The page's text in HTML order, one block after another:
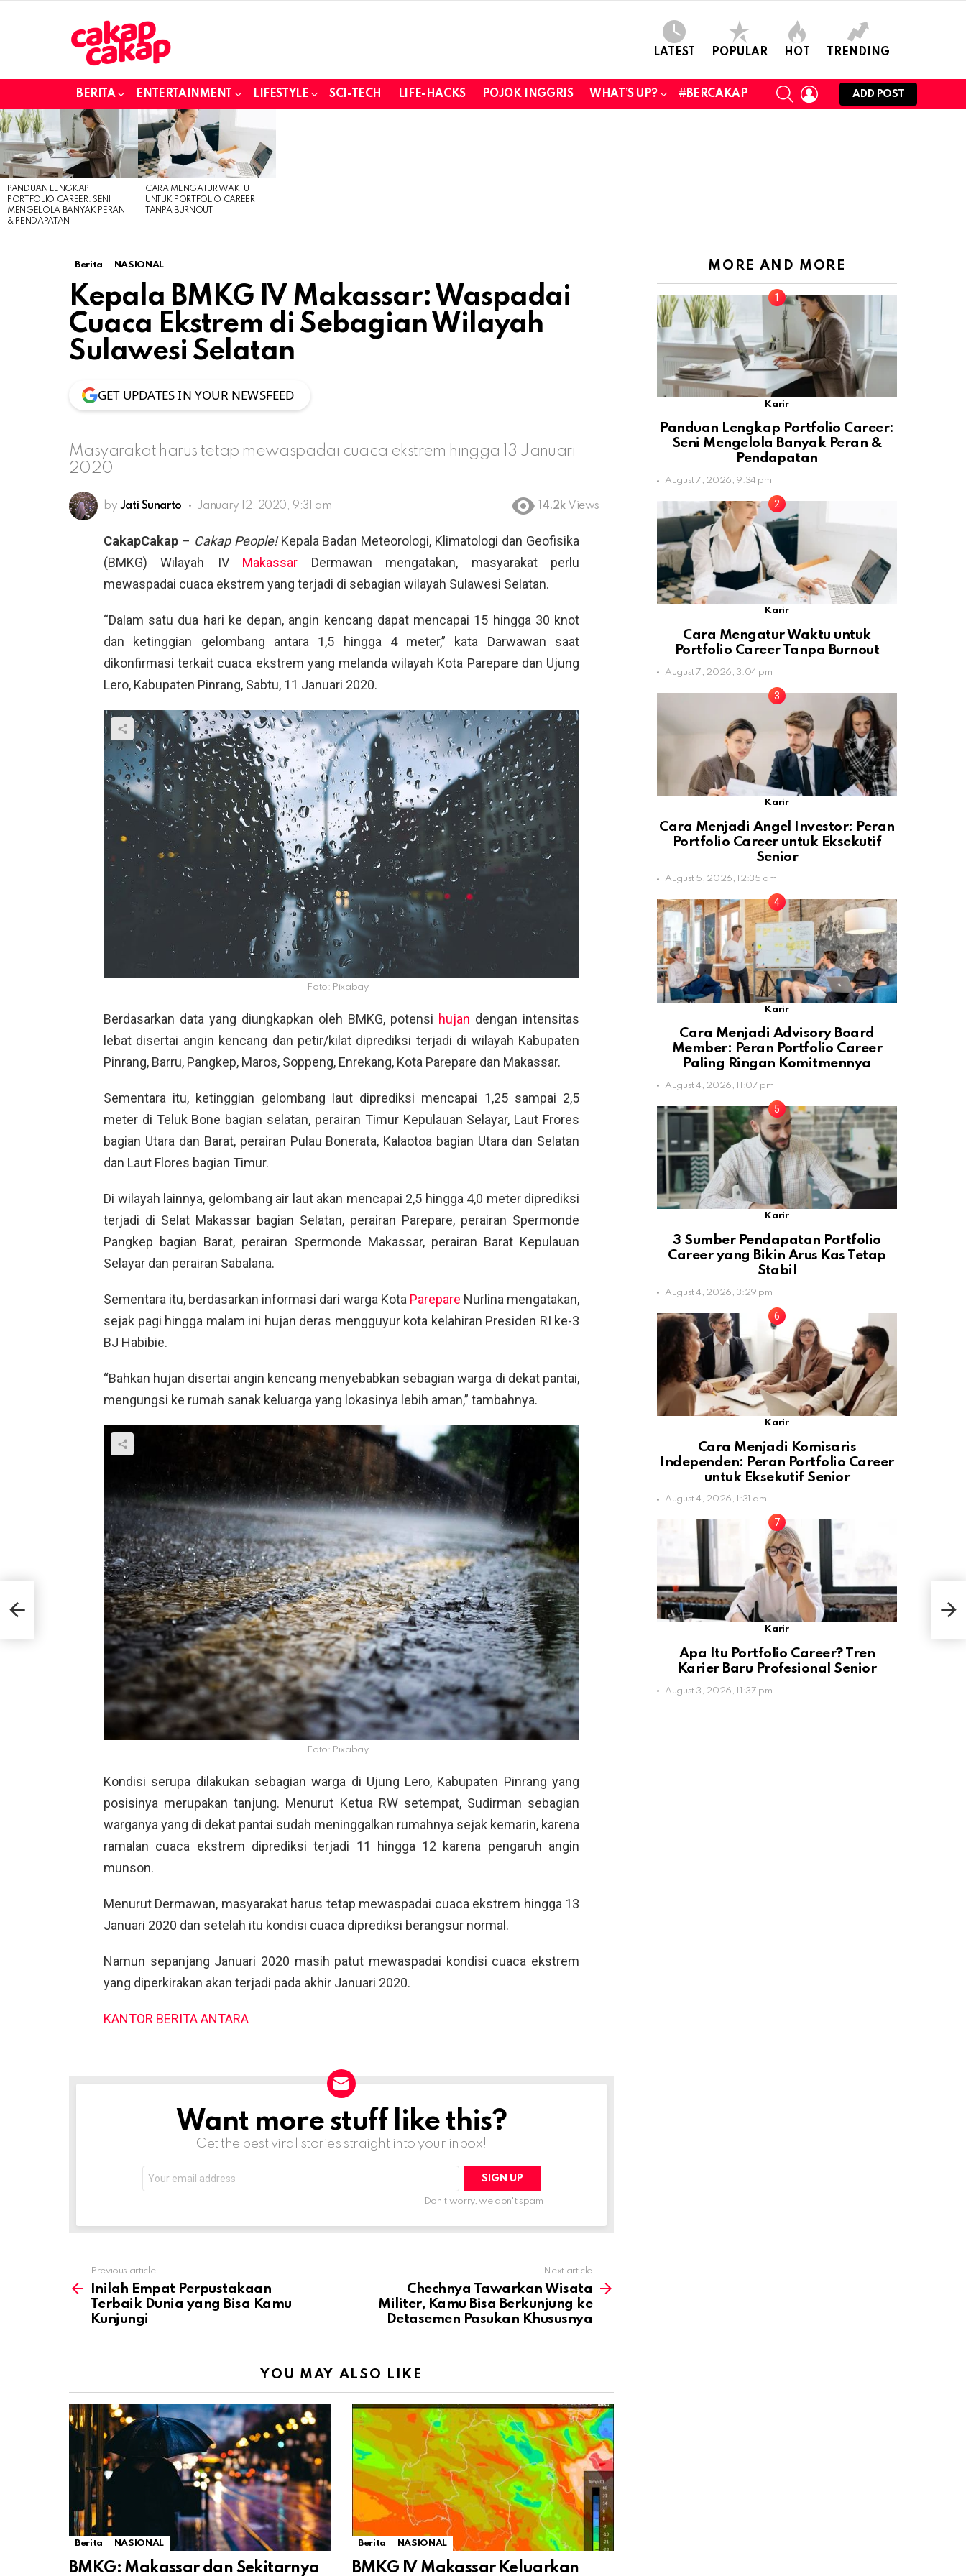
LATEST POPULAR HOT TRENDING
BERITA ENTERTAINMENT LIFESTYLE SCI-TECH LIFE-HACKS POJOK INGGRIS WHAT’S UP? #BERCAKAP
SEARCHLOGIN
ADD POST
LATEST
STORIES
PANDUAN LENGKAP
PORTFOLIO CAREER: SENI
MENGELOLA BANYAK PERAN
& PENDAPATAN
CARA MENGATUR WAKTU
UNTUK PORTFOLIO CAREER
TANPA BURNOUT
Berita NASIONAL
Kepala BMKG IV Makassar: Waspadai
Cuaca Ekstrem di Sebagian Wilayah
Sulawesi Selatan
GET UPDATES IN YOUR NEWSFEED
Masyarakat harus tetap mewaspadai cuaca ekstrem hingga 13 Januari
2020
by Jati Sunarto January 12, 2020, 9:31 am 14.2k Views
CakapCakap – Cakap People!Kepala Badan Meteorologi, Klimatologi dan Geofisika
(BMKG) Wilayah IV Makassar Dermawan mengatakan, masyarakat perlu
mewaspadai cuaca ekstrem yang terjadi di sebagian wilayah Sulawesi Selatan.
“Dalam satu dua hari ke depan, angin kencang dapat mencapai 15 hingga 30 knot
dan ketinggian gelombang antara 1,5 hingga 4 meter,” kata Darwawan saat
dikonfirmasi terkait cuaca ekstrem yang melanda wilayah Kota Parepare dan Ujung
Lero, Kabupaten Pinrang, Sabtu, 11 Januari 2020.
Foto: Pixabay
Berdasarkan data yang diungkapkan oleh BMKG, potensi hujan dengan intensitas
lebat disertai angin kencang dan petir/kilat diprediksi terjadi di wilayah Kabupaten
Pinrang, Barru, Pangkep, Maros, Soppeng, Enrekang, Kota Parepare dan Makassar.
Sementara itu, ketinggian gelombang laut diprediksi mencapai 1,25 sampai 2,5
meter di Teluk Bone bagian selatan, perairan Timur Kepulauan Selayar, Laut Frores
bagian Utara dan Barat, perairan Pulau Bonerata, Kalaotoa bagian Utara dan Selatan
dan Laut Flores bagian Timur.
Di wilayah lainnya, gelombang air laut akan mencapai 2,5 hingga 4,0 meter diprediksi
terjadi di Selat Makassar bagian Selatan, perairan Parepare, perairan Spermonde
Pangkep bagian Barat, perairan Spermonde Makassar, perairan Barat Kepulauan
Selayar dan perairan Sabalana.
Sementara itu, berdasarkan informasi dari warga Kota Parepare Nurlina mengatakan,
sejak pagi hingga malam ini hujan deras mengguyur kota kelahiran Presiden RI ke-3
BJ Habibie.
“Bahkan hujan disertai angin kencang menyebabkan sebagian warga di dekat pantai,
mengungsi ke rumah sanak keluarga yang lokasinya lebih aman,” tambahnya.
Foto: Pixabay
Kondisi serupa dilakukan sebagian warga di Ujung Lero, Kabupaten Pinrang yang
posisinya merupakan tanjung. Menurut Ketua RW setempat, Sudirman sebagian
warganya yang di dekat pantai sudah meninggalkan rumahnya sejak kemarin, karena
ramalan cuaca ekstrem diprediksi terjadi 11 hingga 12 karena pengaruh angin
munson.
Menurut Dermawan, masyarakat harus tetap mewaspadai cuaca ekstrem hingga 13
Januari 2020 dan setelah itu kondisi cuaca diprediksi berangsur normal.
Namun sepanjang Januari 2020 masih patut mewaspadai kondisi cuaca ekstrem
yang diperkirakan akan terjadi pada akhir Januari 2020.
KANTOR BERITA ANTARA
NEWSLETTERWant more stuff like this?
Get the best viral stories straight into your inbox!
address:
Don't worry, we don't spam
more
Previous article
Inilah Empat Perpustakaan
Terbaik Dunia yang Bisa Kamu
Kunjungi
Next article
Chechnya Tawarkan Wisata
Militer, Kamu Bisa Berkunjung ke
Detasemen Pasukan Khususnya
YOU MAY ALSO LIKE
Berita NASIONAL
BMKG: Makassar dan Sekitarnya
Berita NASIONAL
BMKG IV Makassar Keluarkan
MORE AND MORE
Karir
Panduan Lengkap Portfolio Career:
Seni Mengelola Banyak Peran &
Pendapatan
August 7, 2026, 9:34 pm
Karir
Cara Mengatur Waktu untuk
Portfolio Career Tanpa Burnout
August 7, 2026, 3:04 pm
Karir
Cara Menjadi Angel Investor: Peran
Portfolio Career untuk Eksekutif
Senior
August 5, 2026, 12:35 am
Karir
Cara Menjadi Advisory Board
Member: Peran Portfolio Career
Paling Ringan Komitmennya
August 4, 2026, 11:07 pm
Karir
3 Sumber Pendapatan Portfolio
Career yang Bikin Arus Kas Tetap
Stabil
August 4, 2026, 3:29 pm
Karir
Cara Menjadi Komisaris
Independen: Peran Portfolio Career
untuk Eksekutif Senior
August 4, 2026, 1:31 am
Karir
Apa Itu Portfolio Career? Tren
Karier Baru Profesional Senior
August 3, 2026, 11:37 pm